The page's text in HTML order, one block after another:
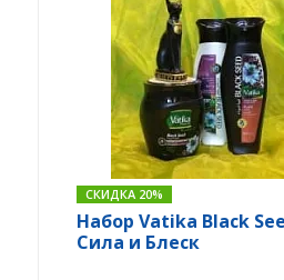
СКИДКА 20%
Набор Vatika Black
Сила и Блеск